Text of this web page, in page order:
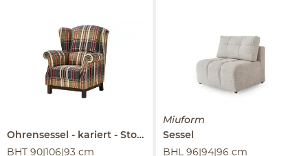
Ohrensessel kariert - Stoff
Newport
BHT 90|106|93 cm
Miuform
Sessel
BHL 96|94|96 cm